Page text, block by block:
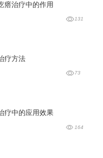
瘩治疗中的作用
131
疗方法
73
疗中的应用效果
164